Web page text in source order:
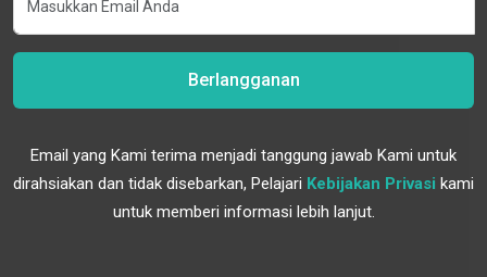
Berlangganan
Email yang Kami terima menjadi tanggung jawab Kami untuk
dirahsiakan dan tidak disebarkan, Pelajari Kebijakan Privasi kami
untuk memberi informasi lebih lanjut.